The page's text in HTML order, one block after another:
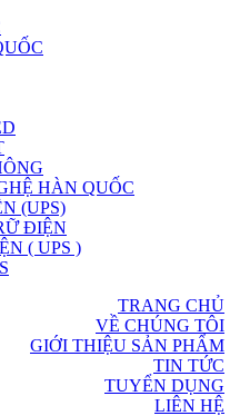
HÀN QUỐC
(UPS)
ĐIỆN
( UPS )
TRANG CHỦ
VỀ CHÚNG TÔI
GIỚI THIỆU SẢN PHẨM
TIN TỨC
TUYỂN DỤNG
LIÊN HỆ